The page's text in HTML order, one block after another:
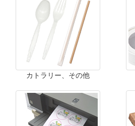
カトラリー、その他